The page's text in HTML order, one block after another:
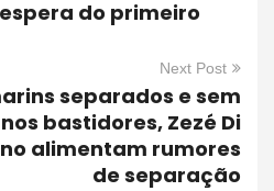
do primeiro
Next Post
separados e sem
bastidores, Zezé Di
alimentam rumores
de separação